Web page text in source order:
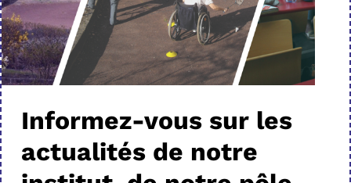
Informez-vous sur les
actualités de notre